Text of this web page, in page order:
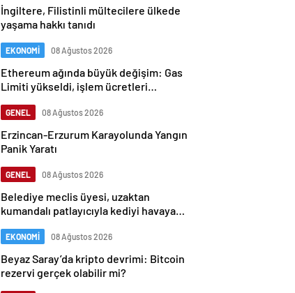
İngiltere, Filistinli mültecilere ülkede
yaşama hakkı tanıdı
EKONOMİ 08 Ağustos 2026
Ethereum ağında büyük değişim: Gas
Limiti yükseldi, işlem ücretleri
GENEL 08 Ağustos 2026
Erzincan-Erzurum Karayolunda Yangın
Panik Yaratı
GENEL 08 Ağustos 2026
Belediye meclis üyesi, uzaktan
kumandalı patlayıcıyla kediyi havaya
EKONOMİ 08 Ağustos 2026
Beyaz Saray’da kripto devrimi: Bitcoin
rezervi gerçek olabilir mi?